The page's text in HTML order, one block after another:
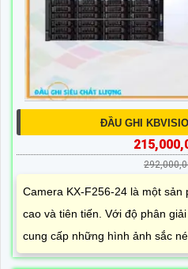
ĐẦU GHI
Camera KX-F256-24 là một
cao và tiên tiến. Với độ phân
cung cấp những hình ảnh sắc